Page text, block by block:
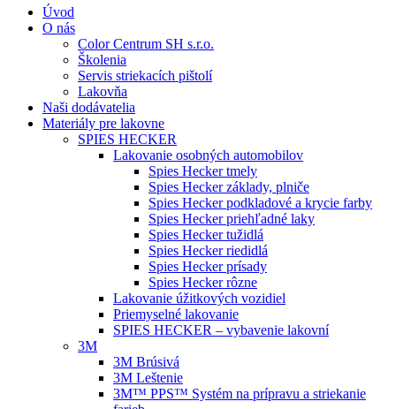
Úvod
O nás
Color Centrum SH s.r.o.
Školenia
Servis striekacích pištolí
Lakovňa
Naši dodávatelia
Materiály pre lakovne
SPIES HECKER
Lakovanie osobných automobilov
Spies Hecker tmely
Spies Hecker základy, plniče
Spies Hecker podkladové a krycie farby
Spies Hecker priehľadné laky
Spies Hecker tužidlá
Spies Hecker riedidlá
Spies Hecker prísady
Spies Hecker rôzne
Lakovanie úžitkových vozidiel
Priemyselné lakovanie
SPIES HECKER – vybavenie lakovní
3M
3M Brúsivá
3M Leštenie
3M™ PPS™ Systém na prípravu a striekanie